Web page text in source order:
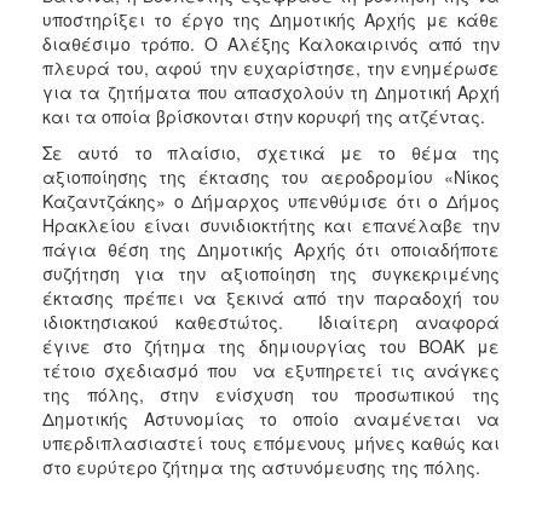
ΤΟΠΟΣ
ΠΟΛΙΤΙΣΜΟΣ
ΑΝΘΕΚΤΙΚΗ
ΠΟΛΗ
υποστηρίξει το έργο της Δημοτικής Αρχής με κάθε
διαθέσιμο τρόπο. Ο Αλέξης Καλοκαιρινός από την
πλευρά του, αφού την ευχαρίστησε, την ενημέρωσε
για τα ζητήματα που απασχολούν τη Δημοτική Αρχή
και τα οποία βρίσκονται στην κορυφή της ατζέντας.
Σε αυτό το πλαίσιο, σχετικά με το θέμα της
αξιοποίησης της έκτασης του αεροδρομίου «Νίκος
Καζαντζάκης» ο Δήμαρχος υπενθύμισε ότι ο Δήμος
Ηρακλείου είναι συνιδιοκτήτης και επανέλαβε την
πάγια θέση της Δημοτικής Αρχής ότι οποιαδήποτε
συζήτηση για την αξιοποίηση της συγκεκριμένης
έκτασης πρέπει να ξεκινά από την παραδοχή του
ιδιοκτησιακού καθεστώτος. Ιδιαίτερη αναφορά
έγινε στο ζήτημα της δημιουργίας του ΒΟΑΚ με
τέτοιο σχεδιασμό που να εξυπηρετεί τις ανάγκες
της πόλης, στην ενίσχυση του προσωπικού της
Δημοτικής Αστυνομίας το οποίο αναμένεται να
υπερδιπλασιαστεί τους επόμενους μήνες καθώς και
στο ευρύτερο ζήτημα της αστυνόμευσης της πόλης.